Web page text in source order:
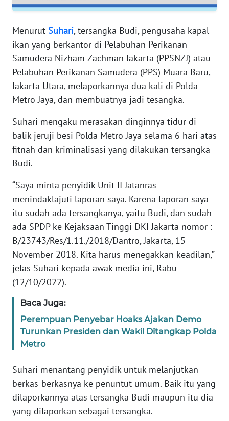
Menurut Suhari, tersangka Budi, pengusaha kapal
ikan yang berkantor di Pelabuhan Perikanan
Samudera Nizham Zachman Jakarta (PPSNZJ) atau
Pelabuhan Perikanan Samudera (PPS) Muara Baru,
Jakarta Utara, melaporkannya dua kali di Polda
Metro Jaya, dan membuatnya jadi tesangka.
Suhari mengaku merasakan dinginnya tidur di
balik jeruji besi Polda Metro Jaya selama 6 hari atas
fitnah dan kriminalisasi yang dilakukan tersangka
Budi.
“Saya minta penyidik Unit II Jatanras
menindaklajuti laporan saya. Karena laporan saya
itu sudah ada tersangkanya, yaitu Budi, dan sudah
ada SPDP ke Kejaksaan Tinggi DKI Jakarta nomor :
B/23743/Res/1.11./2018/Dantro, Jakarta, 15
November 2018. Kita harus menegakkan keadilan,”
jelas Suhari kepada awak media ini, Rabu
(12/10/2022).
Baca Juga:
Perempuan Penyebar Hoaks Ajakan Demo
Turunkan Presiden dan Wakil Ditangkap Polda
Metro
Suhari menantang penyidik untuk melanjutkan
berkas-berkasnya ke penuntut umum. Baik itu yang
dilaporkannya atas tersangka Budi maupun itu dia
yang dilaporkan sebagai tersangka.
PAPUA
WN
PAPUA
BARAT
RIAU
WN
SERAMBI
WN
JAMBI
WN
SULTRA
WN
WN
WN
BABEL
WN